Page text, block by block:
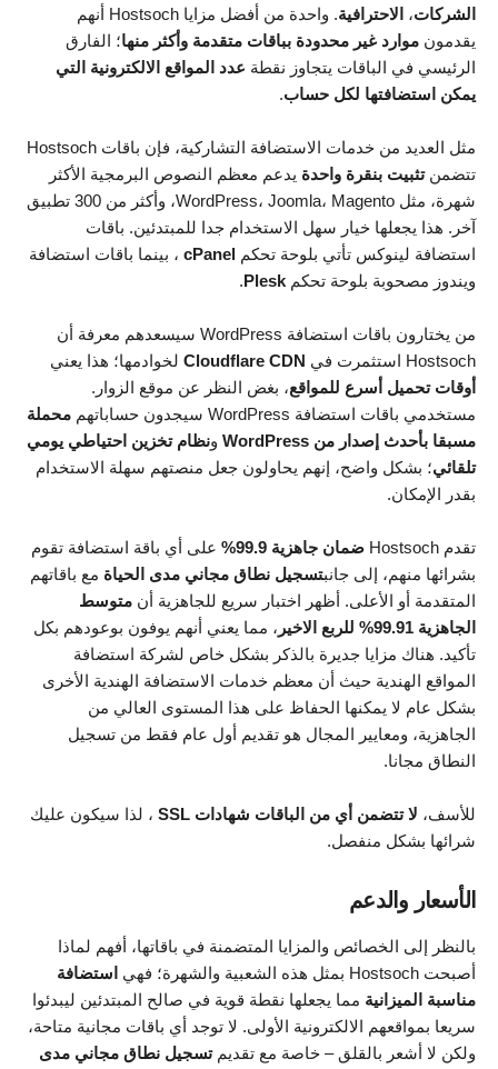
الشركات، الاحترافية
. واحدة من أفضل مزايا Hostsoch أنهم
يقدمون موارد غير محدودة بباقات متقدمة وأكثر منها؛ الفارق
الرئيسي في الباقات يتجاوز نقطة عدد المواقع الالكترونية التي
يمكن استضافتها لكل حساب.
مثل العديد من خدمات الاستضافة التشاركية، فإن باقات Hostsoch
تتضمنتثبيت بنقرة واحدة يدعم معظم النصوص البرمجية الأكثر
شهرة، مثل WordPress، Joomla، Magento، وأكثر من 300 تطبيق
آخر. هذا يجعلها خيار سهل الاستخدام جدا للمبتدئين. باقات
استضافة لينوكس تأتي بلوحة تحكم cPanel ، بينما باقات استضافة
ويندوز مصحوبة بلوحة تحكم Plesk
.
من يختارون باقات استضافة WordPress سيسعدهم معرفة أن
Hostsoch استثمرت في
Cloudflare CDN لخوادمها؛ هذا يعني
أوقات تحميل أسرع للمواقع، بغض النظر عن موقع الزوار.
مستخدمي باقات استضافة WordPress سيجدون حساباتهم
محملة
مسبقا بأحدث إصدار من WordPress
ونظام تخزين احتياطي يومي
تلقائي؛ بشكل واضح، إنهم يحاولون جعل منصتهم سهلة الاستخدام
بقدر الإمكان.
تقدم Hostsoch ضمان جاهزية 99.9%
على أي باقة استضافة تقوم
بشرائها منهم، إلى جانبتسجيل نطاق مجاني مدى الحياة مع باقاتهم
المتقدمة أو الأعلى. أظهر اختبار سريع للجاهزية أن متوسط
الجاهزية 99.91% للربع الاخير
، مما يعني أنهم يوفون بوعودهم بكل
تأكيد. هناك مزايا جديرة بالذكر بشكل خاص لشركة استضافة
المواقع الهندية حيث أن معظم خدمات الاستضافة الهندية الأخرى
بشكل عام لا يمكنها الحفاظ على هذا المستوى العالي من
الجاهزية، ومعايير المجال هو تقديم أول عام فقط من تسجيل
النطاق مجانا.
للأسف، لا تتضمن أي من الباقات شهادات SSL
، لذا سيكون عليك
شرائها بشكل منفصل.
الأسعار والدعم
بالنظر إلى الخصائص والمزايا المتضمنة في باقاتها، أفهم لماذا
أصبحت Hostsoch بمثل هذه الشعبية والشهرة؛ فهي
استضافة
مناسبة الميزانية مما يجعلها نقطة قوية في صالح المبتدئين ليبدئوا
سريعا بمواقعهم الالكترونية الأولى. لا توجد أي باقات مجانية متاحة،
ولكن لا أشعر بالقلق – خاصة مع تقديمتسجيل نطاق مجاني مدى